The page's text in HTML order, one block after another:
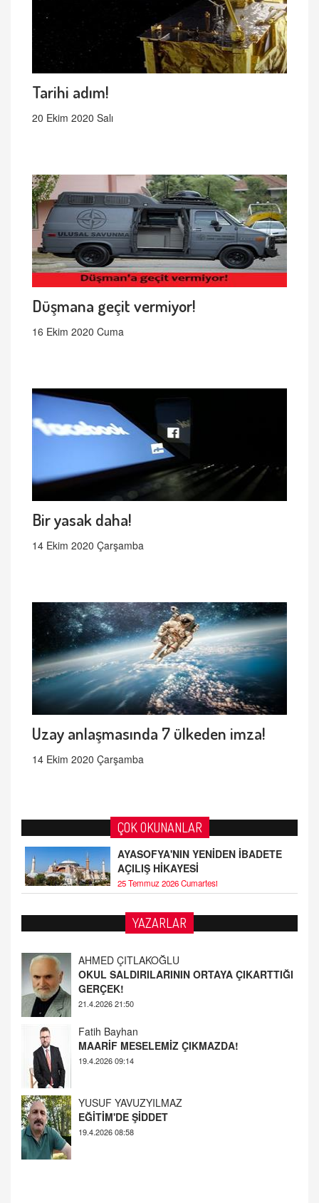
Tarihi adım!
20 Ekim 2020 Salı
Düşmana geçit vermiyor!
16 Ekim 2020 Cuma
Bir yasak daha!
14 Ekim 2020 Çarşamba
Uzay anlaşmasında 7 ülkeden imza!
14 Ekim 2020 Çarşamba
ÇOK OKUNANLAR
AYASOFYA'NIN YENİDEN İBADETE
AÇILIŞ HİKAYESİ
25 Temmuz 2026 Cumartesi
YAZARLAR
OKUL SALDIRILARININ ORTAYA ÇIKARTTIĞI
GERÇEK!
21.4.2026 21:50
MAARİF MESELEMİZ ÇIKMAZDA!
19.4.2026 09:14
EĞİTİM'DE ŞİDDET
19.4.2026 08:58